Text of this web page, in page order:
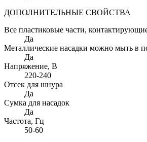
ДОПОЛНИТЕЛЬНЫЕ СВОЙСТВА
Все пластиковые части,
Да
Металлические насадки можно мыть в
Да
Напряжение, В
220-240
Отсек для шнура
Да
Сумка для насадок
Да
Частота, Гц
50-60